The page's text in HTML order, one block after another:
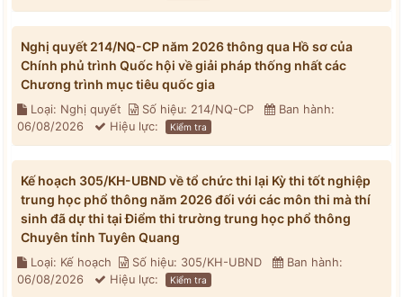
Nghị quyết 214/NQ-CP năm 2026 thông qua Hồ sơ của
Chính phủ trình Quốc hội về giải pháp thống nhất các
Chương trình mục tiêu quốc gia
Loại: Nghị quyết Số hiệu: 214/NQ-CP
Ban hành:
06/08/2026
Hiệu lực: Kiểm tra
Kế hoạch 305/KH-UBND về tổ chức thi lại Kỳ thi tốt nghiệp
trung học phổ thông năm 2026 đối với các môn thi mà thí
sinh đã dự thi tại Điểm thi trường trung học phổ thông
Chuyên tỉnh Tuyên Quang
Loại: Kế hoạch Số hiệu: 305/KH-UBND
Ban hành:
06/08/2026
Hiệu lực: Kiểm tra